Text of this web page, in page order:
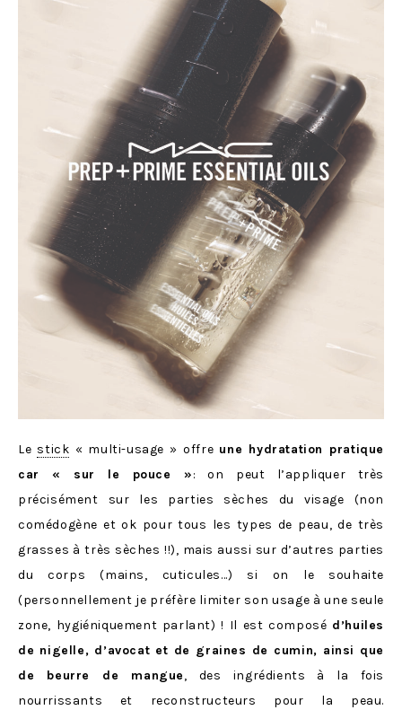
Le stick « multi-usage » offre une hydratation pratique
car « sur le pouce »: on peut l’appliquer très
précisément sur les parties sèches du visage (non
comédogène et ok pour tous les types de peau, de très
grasses à très sèches !!), mais aussi sur d’autres parties
du corps (mains, cuticules…) si on le souhaite
(personnellement je préfère limiter son usage à une seule
zone, hygiéniquement parlant) ! Il est composé d’huiles
de nigelle, d’avocat et de graines de cumin, ainsi que
de beurre de mangue, des ingrédients à la fois
nourrissants et reconstructeurs pour la peau.